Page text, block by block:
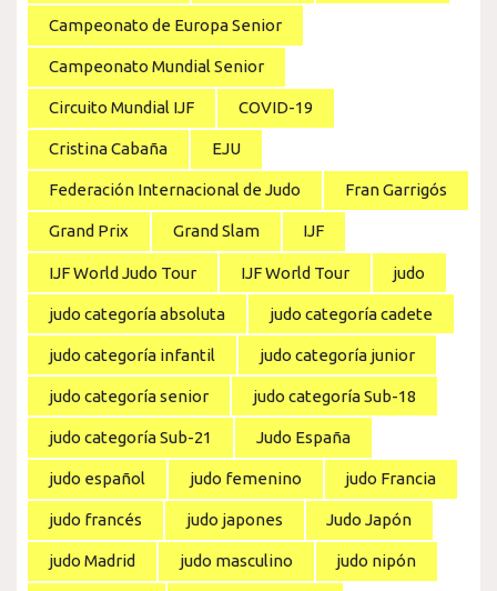
Campeonato de Europa Senior
Campeonato Mundial Senior
Circuito Mundial IJF COVID-19
Cristina Cabaña EJU
Federación Internacional de Judo Fran Garrigós
Grand Prix Grand Slam IJF
IJF World Judo Tour IJF World Tour judo
judo categoría absoluta judo categoría cadete
judo categoría infantil judo categoría junior
judo categoría senior judo categoría Sub-18
judo categoría Sub-21 Judo España
judo español judo femenino judo Francia
judo francés judo japones Judo Japón
judo Madrid judo masculino judo nipón